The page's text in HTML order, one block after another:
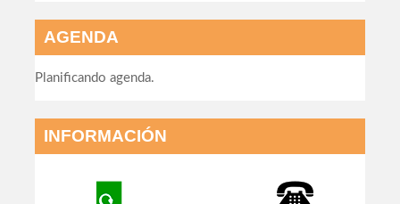
AGENDA
Planificando agenda.
INFORMACIÓN